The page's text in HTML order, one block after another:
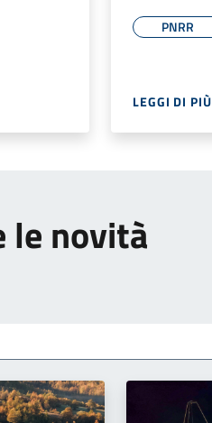
PNRR
LEGGI DI PIÙ
le novità